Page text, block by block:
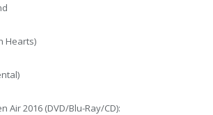
Hearts)
Air 2016 (DVD/Blu-Ray/CD):